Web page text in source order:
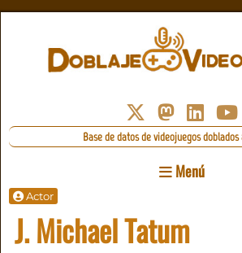
Base de datos de videojuegos
Menú
Actor
J. Michael Tatum